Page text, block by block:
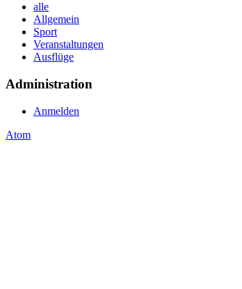
alle
Allgemein
Sport
Veranstaltungen
Ausflüge
Administration
Anmelden
Atom